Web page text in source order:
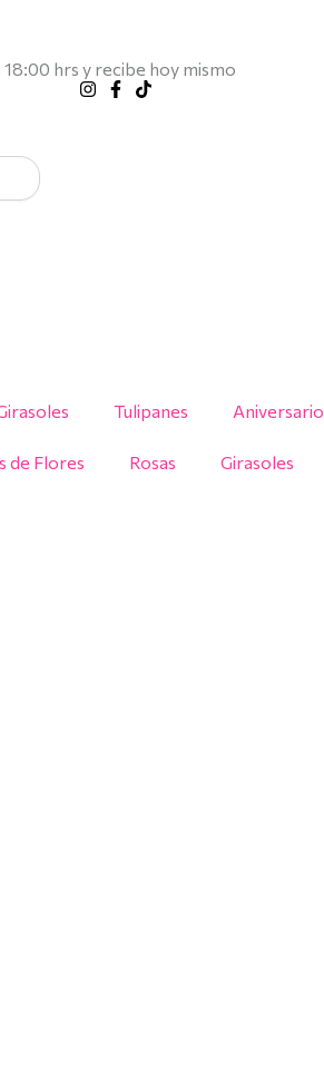
hrs y recibe hoy mismo
Tulipanes Aniversario
de Flores Rosas Girasoles
original
era:
actual
es:
original
era:
actual
es: